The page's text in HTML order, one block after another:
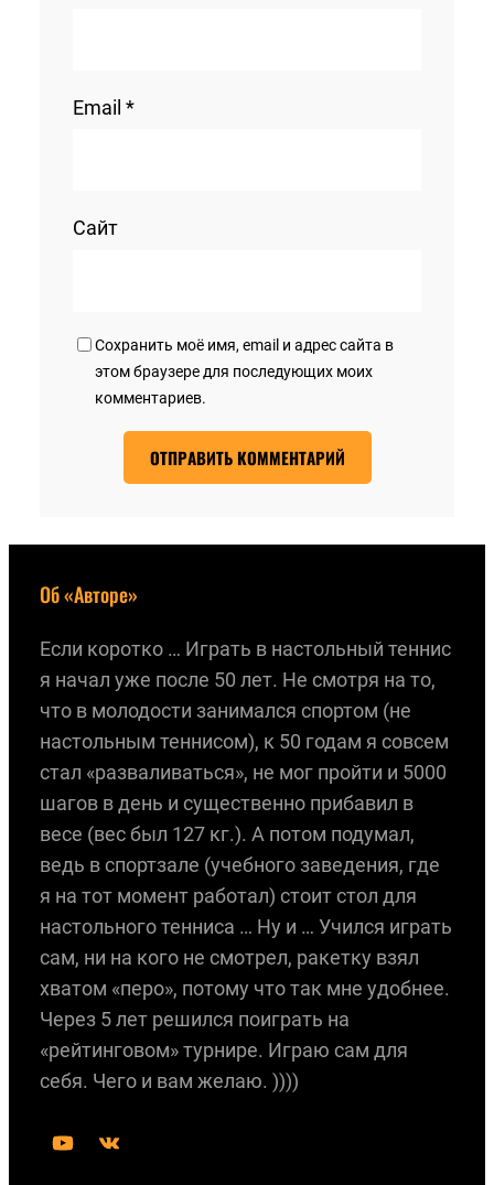
Email *
Сайт
Сохранить моё имя, email и адрес сайта в
этом браузере для последующих моих
комментариев.
Об «Авторе»
Если коротко … Играть в настольный теннис
я начал уже после 50 лет. Не смотря на то,
что в молодости занимался спортом (не
настольным теннисом), к 50 годам я совсем
стал «разваливаться», не мог пройти и 5000
шагов в день и существенно прибавил в
весе (вес был 127 кг.). А потом подумал,
ведь в спортзале (учебного заведения, где
я на тот момент работал) стоит стол для
настольного тенниса … Ну и … Учился играть
сам, ни на кого не смотрел, ракетку взял
хватом «перо», потому что так мне удобнее.
Через 5 лет решился поиграть на
«рейтинговом» турнире. Играю сам для
себя. Чего и вам желаю. ))))
Y
В